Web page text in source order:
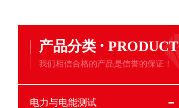
产品分类 · PRODUCT
我们相信合格的产品是信誉的保证！
电力与电能测试